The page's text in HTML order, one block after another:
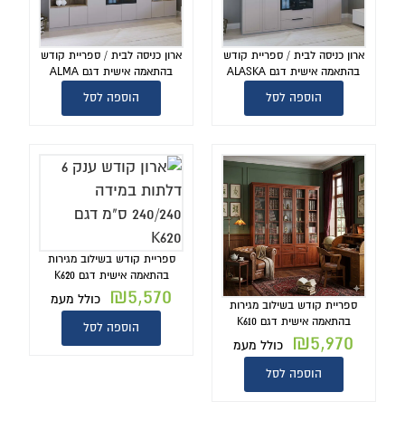
ארון כניסה לבית / ספריית קודש
בהתאמה אישית דגם ALASKA
הוספה לסל
ארון כניסה לבית / ספריית קודש
בהתאמה אישית דגם ALMA
הוספה לסל
ספריית קודש בשילוב מגירות
בהתאמה אישית דגם K610
₪5,970 כולל מעמ
הוספה לסל
ספריית קודש בשילוב מגירות
בהתאמה אישית דגם K620
₪5,570 כולל מעמ
הוספה לסל